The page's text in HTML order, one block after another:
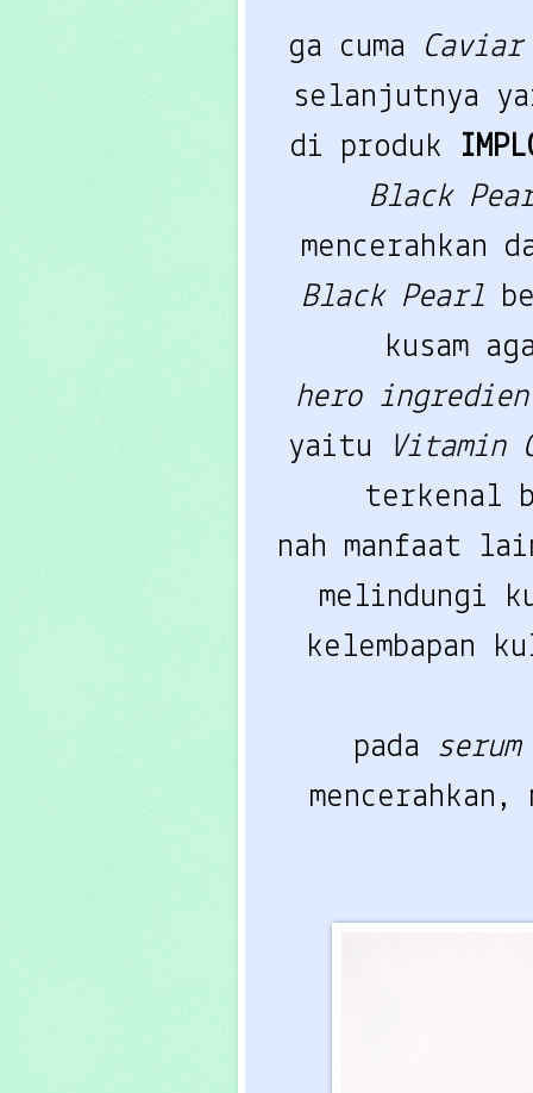
ga cuma
selanjutnya
di produk
Black
mencerahkan
Black Pearl
kusam
hero
yaitu
Vitamin
terkenal
nah manfaat
melindungi
kelembapan
pada